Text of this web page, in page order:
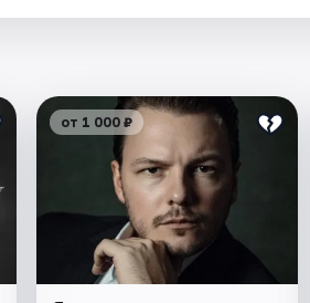
от 1 000 ₽